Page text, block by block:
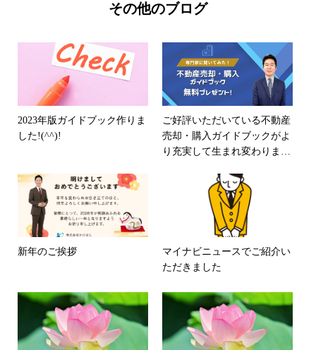
その他のブログ
2023年版ガイドブック作りま
した!(^^)!
ご好評いただいている不動産
売却・購入ガイドブックがよ
り充実して生まれ変わりまし
新年のご挨拶
マイナビニュースでご紹介い
ただきました